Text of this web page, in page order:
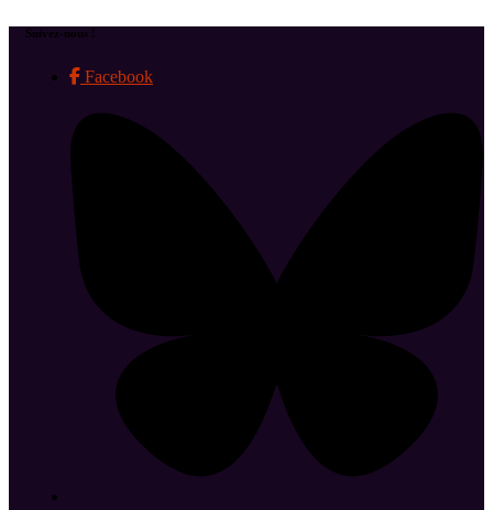
Suivez-nous !
Facebook